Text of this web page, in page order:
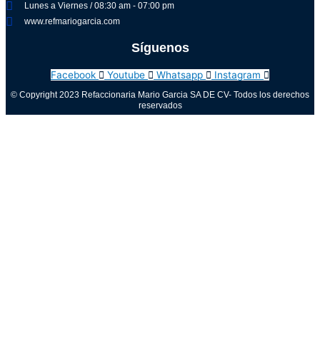
Lunes a Viernes / 08:30 am - 07:00 pm
www.refmariogarcia.com
Síguenos
Facebook Youtube Whatsapp Instagram
© Copyright 2023 Refaccionaria Mario Garcia SA DE CV- Todos los derechos
reservados